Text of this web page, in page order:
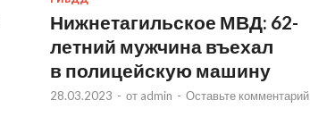
Нижнетагильское МВД: 62-
летний мужчина въехал
в полицейскую машину
28.03.2023 - от admin - Оставьте комментарий